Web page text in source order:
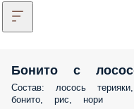
Бонито с
Состав: лосось
бонито, рис, нори